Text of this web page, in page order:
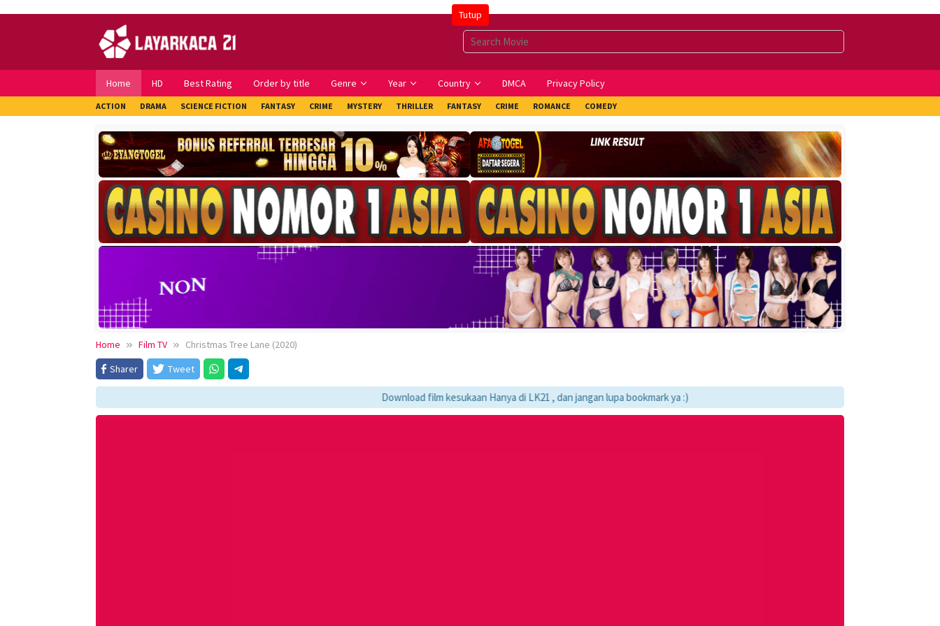
Tutup
Home HD Best Rating Order by title Genre Year Country DMCA Privacy Policy
ACTION DRAMA SCIENCE FICTION FANTASY CRIME MYSTERY THRILLER FANTASY CRIME ROMANCE COMEDY
Home Film TV
Christmas Tree Lane (2020)
Sharer
Tweet
Download film kesukaan Hanya di LK21 , dan jangan lupa bookmark ya :)